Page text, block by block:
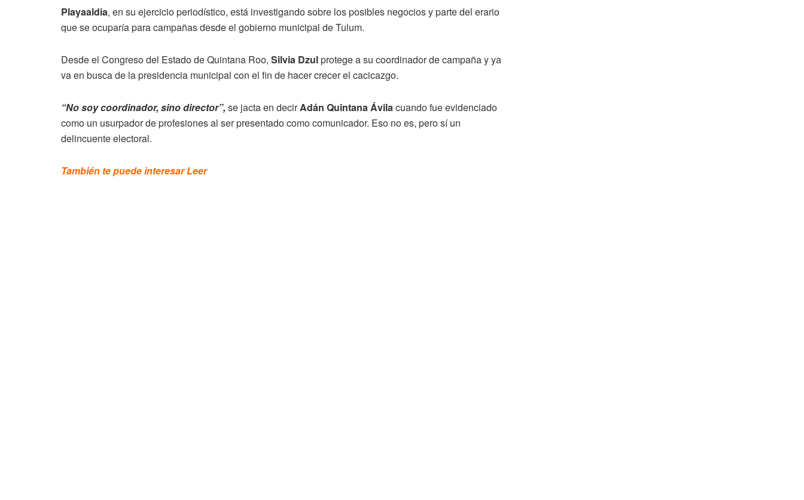
Playaaldia, en su ejercicio periodístico, está investigando sobre los posibles negocios y parte del erario
que se ocuparía para campañas desde el gobierno municipal de Tulum.
Desde el Congreso del Estado de Quintana Roo, Silvia Dzulprotege a su coordinador de campaña y ya
va en busca de la presidencia municipal con el fin de hacer crecer el cacicazgo.
“No soy coordinador, sino director”, se jacta en decirAdán Quintana Ávilacuando fue evidenciado
como un usurpador de profesiones al ser presentado como comunicador. Eso no es, pero sí un
delincuente electoral.
También te puede interesar Leer